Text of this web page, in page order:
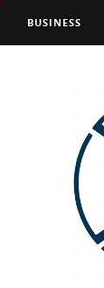
BUSINESS